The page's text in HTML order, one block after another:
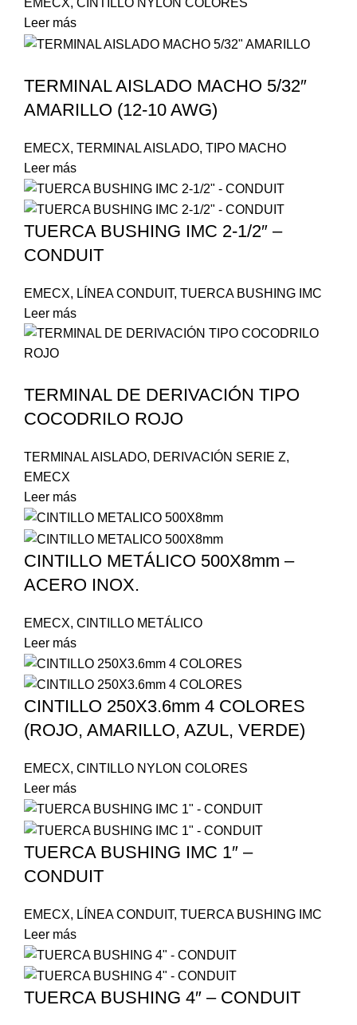
EMECX, CINTILLO NYLON COLORES
Leer más
TERMINAL AISLADO MACHO 5/32″
AMARILLO (12-10 AWG)
EMECX, TERMINAL AISLADO, TIPO MACHO
Leer más
TUERCA BUSHING IMC 2-1/2″ –
CONDUIT
EMECX, LÍNEA CONDUIT, TUERCA BUSHING IMC
Leer más
TERMINAL DE DERIVACIÓN TIPO
COCODRILO ROJO
TERMINAL AISLADO, DERIVACIÓN SERIE Z,
EMECX
Leer más
CINTILLO METÁLICO 500X8mm –
ACERO INOX.
EMECX, CINTILLO METÁLICO
Leer más
CINTILLO 250X3.6mm 4 COLORES
(ROJO, AMARILLO, AZUL, VERDE)
EMECX, CINTILLO NYLON COLORES
Leer más
TUERCA BUSHING IMC 1″ –
CONDUIT
EMECX, LÍNEA CONDUIT, TUERCA BUSHING IMC
Leer más
TUERCA BUSHING 4″ – CONDUIT